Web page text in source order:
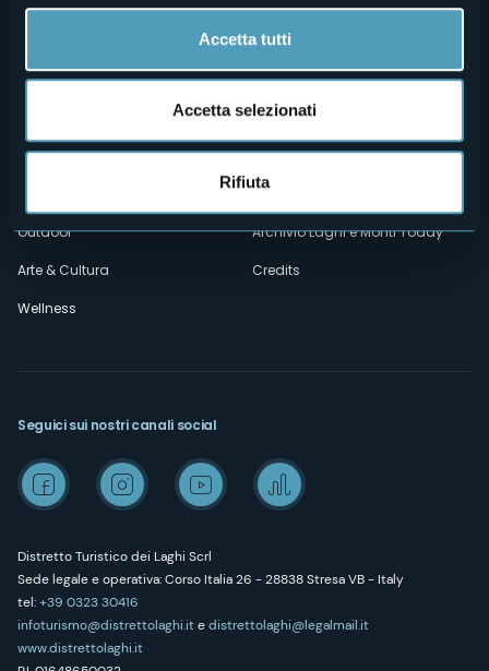
Accetta tutti
Accetta selezionati
Rifiuta
secondario
Privacy
Amministrazione trasparente
Outdoor
Arte & Cultura
Wellness
Eventi
Ospitalità
Mice
Wedding
Media Room
Archivio Laghi e Monti Today
Credits
Distretto Turistico dei Laghi Scrl
Sede legale e operativa: Corso Italia 26 - 28838 Stresa VB - Italy
tel:+39 0323 30416
infoturismo@distrettolaghi.itedistrettolaghi@legalmail.it
www.distrettolaghi.it
Seguici sui nostri canali social